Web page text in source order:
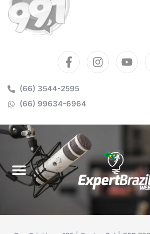
(66) 3544-2595
(66) 99634-6964